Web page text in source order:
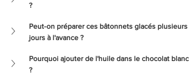
?
Peut-on préparer ces bâtonnets glacés plusieurs
jours à l'avance ?
Pourquoi ajouter de l'huile dans le chocolat blanc
?